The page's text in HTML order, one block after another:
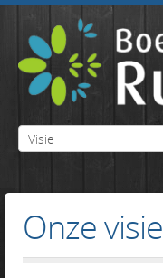
Onze visie